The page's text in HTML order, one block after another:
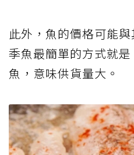
此外，魚的價格可能
季魚最簡單的方式就
魚，意味供貨量大。